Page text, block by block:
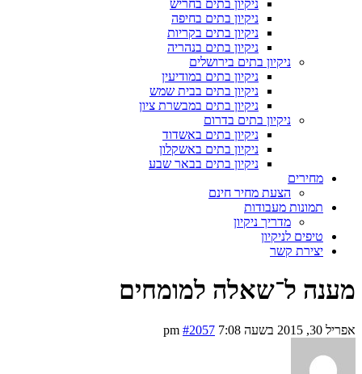
ניקיון בתים בחריש
ניקיון בתים בחיפה
ניקיון בתים בקריות
ניקיון בתים בנהריה
ניקיון בתים בירושלים
ניקיון בתים במודיעין
ניקיון בתים בבית שמש
ניקיון בתים במבשרת ציון
ניקיון בתים בדרום
ניקיון בתים באשדוד
ניקיון בתים באשקלון
ניקיון בתים בבאר שבע
מחירים
הצעת מחיר חינם
תמונות מעבודות
מדריך ניקיון
טיפים לניקיון
יצירת קשר
מענה ל־שאלה למומחים
אפריל 30, 2015 בשעה 7:08 pm #2057